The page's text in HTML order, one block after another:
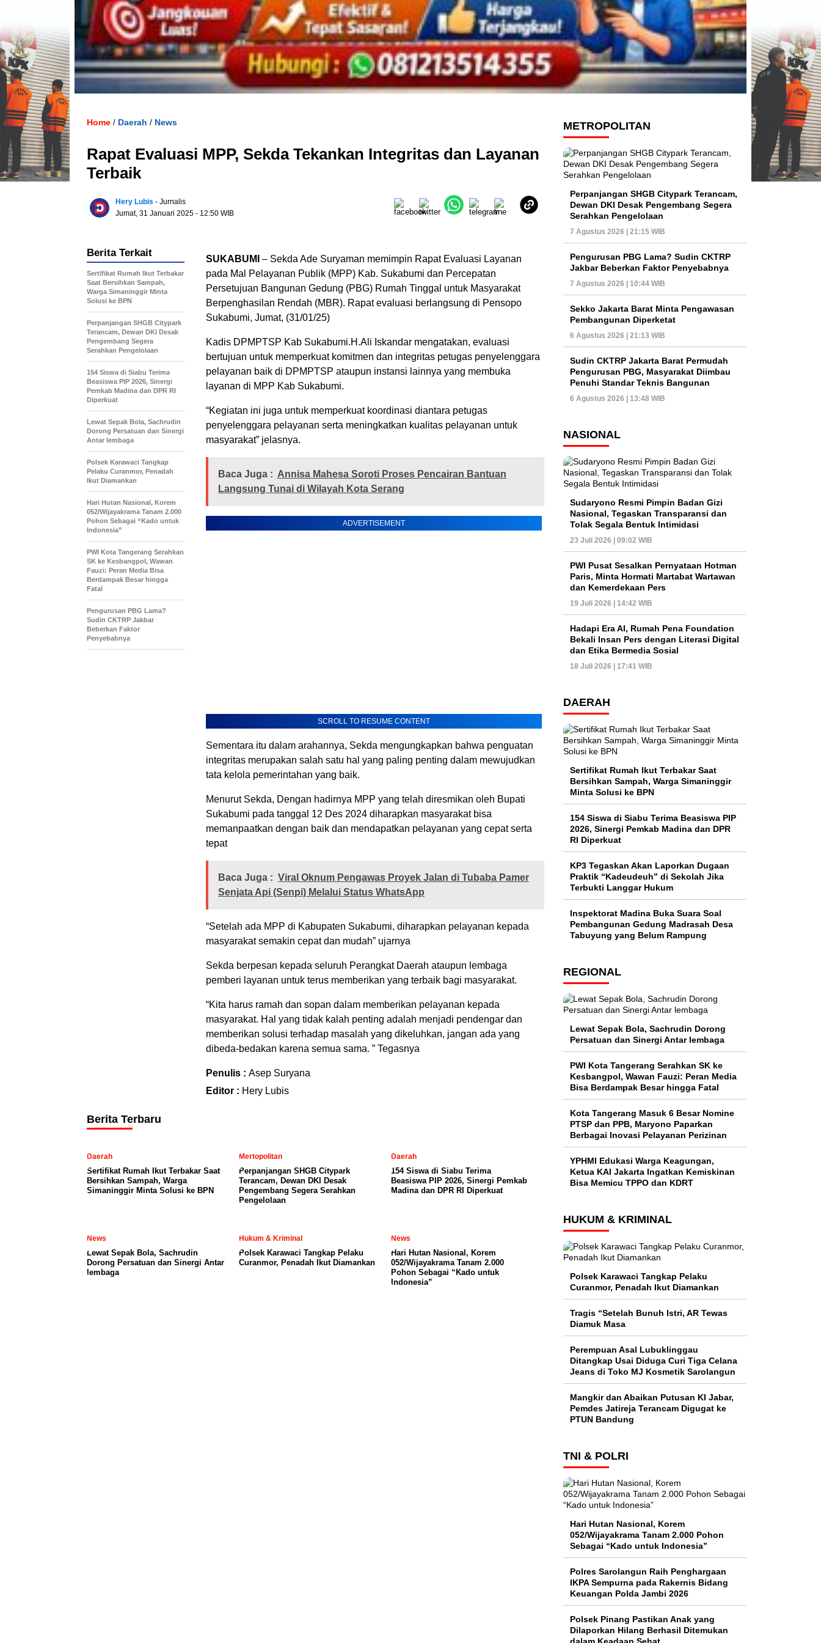
Home / Daerah / News
Rapat Evaluasi MPP, Sekda Tekankan Integritas dan Layanan
Terbaik
Hery Lubis - Jurnalis
Jumat, 31 Januari 2025 - 12:50 WIB
SUKABUMI – Sekda Ade Suryaman memimpin Rapat Evaluasi Layanan
pada Mal Pelayanan Publik (MPP) Kab. Sukabumi dan Percepatan
Persetujuan Bangunan Gedung (PBG) Rumah Tinggal untuk Masyarakat
Berpenghasilan Rendah (MBR). Rapat evaluasi berlangsung di Pensopo
Sukabumi, Jumat, (31/01/25)
Kadis DPMPTSP Kab Sukabumi.H.Ali Iskandar mengatakan, evaluasi
bertujuan untuk memperkuat komitmen dan integritas petugas penyelenggara
pelayanan baik di DPMPTSP ataupun instansi lainnya yang membuka
layanan di MPP Kab Sukabumi.
“Kegiatan ini juga untuk memperkuat koordinasi diantara petugas
penyelenggara pelayanan serta meningkatkan kualitas pelayanan untuk
masyarakat” jelasnya.
Baca Juga : Annisa Mahesa Soroti Proses Pencairan Bantuan
Langsung Tunai di Wilayah Kota Serang
ADVERTISEMENT
SCROLL TO RESUME CONTENT
Sementara itu dalam arahannya, Sekda mengungkapkan bahwa penguatan
integritas merupakan salah satu hal yang paling penting dalam mewujudkan
tata kelola pemerintahan yang baik.
Menurut Sekda, Dengan hadirnya MPP yang telah diresmikan oleh Bupati
Sukabumi pada tanggal 12 Des 2024 diharapkan masyarakat bisa
memanpaatkan dengan baik dan mendapatkan pelayanan yang cepat serta
tepat
Baca Juga : Viral Oknum Pengawas Proyek Jalan di Tubaba Pamer
Senjata Api (Senpi) Melalui Status WhatsApp
“Setelah ada MPP di Kabupaten Sukabumi, diharapkan pelayanan kepada
masyarakat semakin cepat dan mudah” ujarnya
Sekda berpesan kepada seluruh Perangkat Daerah ataupun lembaga
pemberi layanan untuk terus memberikan yang terbaik bagi masyarakat.
“Kita harus ramah dan sopan dalam memberikan pelayanan kepada
masyarakat. Hal yang tidak kalah penting adalah menjadi pendengar dan
memberikan solusi terhadap masalah yang dikeluhkan, jangan ada yang
dibeda-bedakan karena semua sama. ” Tegasnya
Penulis : Asep Suryana
Editor : Hery Lubis
Berita Terkait
Sertifikat Rumah Ikut Terbakar
Saat Bersihkan Sampah,
Warga Simaninggir Minta
Solusi ke BPN
Perpanjangan SHGB Citypark
Terancam, Dewan DKI Desak
Pengembang Segera
Serahkan Pengelolaan
154 Siswa di Siabu Terima
Beasiswa PIP 2026, Sinergi
Pemkab Madina dan DPR RI
Diperkuat
Lewat Sepak Bola, Sachrudin
Dorong Persatuan dan Sinergi
Antar lembaga
Polsek Karawaci Tangkap
Pelaku Curanmor, Penadah
Ikut Diamankan
Hari Hutan Nasional, Korem
052/Wijayakrama Tanam 2.000
Pohon Sebagai “Kado untuk
Indonesia”
PWI Kota Tangerang Serahkan
SK ke Kesbangpol, Wawan
Fauzi: Peran Media Bisa
Berdampak Besar hingga
Fatal
Pengurusan PBG Lama?
Sudin CKTRP Jakbar
Beberkan Faktor
Penyebabnya
Berita Terbaru
Daerah
Sertifikat Rumah Ikut Terbakar Saat
Bersihkan Sampah, Warga
Simaninggir Minta Solusi ke BPN
Mertopolitan
Perpanjangan SHGB Citypark
Terancam, Dewan DKI Desak
Pengembang Segera Serahkan
Pengelolaan
Daerah
154 Siswa di Siabu Terima
Beasiswa PIP 2026, Sinergi Pemkab
Madina dan DPR RI Diperkuat
News
Lewat Sepak Bola, Sachrudin
Dorong Persatuan dan Sinergi Antar
lembaga
Hukum & Kriminal
Polsek Karawaci Tangkap Pelaku
Curanmor, Penadah Ikut Diamankan
News
Hari Hutan Nasional, Korem
052/Wijayakrama Tanam 2.000
Pohon Sebagai “Kado untuk
Indonesia”
METROPOLITAN
Perpanjangan SHGB Citypark Terancam,
Dewan DKI Desak Pengembang Segera
Serahkan Pengelolaan
7 Agustus 2026 | 21:15 WIB
Pengurusan PBG Lama? Sudin CKTRP
Jakbar Beberkan Faktor Penyebabnya
7 Agustus 2026 | 10:44 WIB
Sekko Jakarta Barat Minta Pengawasan
Pembangunan Diperketat
6 Agustus 2026 | 21:13 WIB
Sudin CKTRP Jakarta Barat Permudah
Pengurusan PBG, Masyarakat Diimbau
Penuhi Standar Teknis Bangunan
6 Agustus 2026 | 13:48 WIB
NASIONAL
Sudaryono Resmi Pimpin Badan Gizi
Nasional, Tegaskan Transparansi dan
Tolak Segala Bentuk Intimidasi
23 Juli 2026 | 09:02 WIB
PWI Pusat Sesalkan Pernyataan Hotman
Paris, Minta Hormati Martabat Wartawan
dan Kemerdekaan Pers
19 Juli 2026 | 14:42 WIB
Hadapi Era AI, Rumah Pena Foundation
Bekali Insan Pers dengan Literasi Digital
dan Etika Bermedia Sosial
18 Juli 2026 | 17:41 WIB
DAERAH
Sertifikat Rumah Ikut Terbakar Saat
Bersihkan Sampah, Warga Simaninggir
Minta Solusi ke BPN
154 Siswa di Siabu Terima Beasiswa PIP
2026, Sinergi Pemkab Madina dan DPR
RI Diperkuat
KP3 Tegaskan Akan Laporkan Dugaan
Praktik “Kadeudeuh” di Sekolah Jika
Terbukti Langgar Hukum
Inspektorat Madina Buka Suara Soal
Pembangunan Gedung Madrasah Desa
Tabuyung yang Belum Rampung
REGIONAL
Lewat Sepak Bola, Sachrudin Dorong
Persatuan dan Sinergi Antar lembaga
PWI Kota Tangerang Serahkan SK ke
Kesbangpol, Wawan Fauzi: Peran Media
Bisa Berdampak Besar hingga Fatal
Kota Tangerang Masuk 6 Besar Nomine
PTSP dan PPB, Maryono Paparkan
Berbagai Inovasi Pelayanan Perizinan
YPHMI Edukasi Warga Keagungan,
Ketua KAI Jakarta Ingatkan Kemiskinan
Bisa Memicu TPPO dan KDRT
HUKUM & KRIMINAL
Polsek Karawaci Tangkap Pelaku
Curanmor, Penadah Ikut Diamankan
Tragis “Setelah Bunuh Istri, AR Tewas
Diamuk Masa
Perempuan Asal Lubuklinggau
Ditangkap Usai Diduga Curi Tiga Celana
Jeans di Toko MJ Kosmetik Sarolangun
Mangkir dan Abaikan Putusan KI Jabar,
Pemdes Jatireja Terancam Digugat ke
PTUN Bandung
TNI & POLRI
Hari Hutan Nasional, Korem
052/Wijayakrama Tanam 2.000 Pohon
Sebagai “Kado untuk Indonesia”
Polres Sarolangun Raih Penghargaan
IKPA Sempurna pada Rakernis Bidang
Keuangan Polda Jambi 2026
Polsek Pinang Pastikan Anak yang
Dilaporkan Hilang Berhasil Ditemukan